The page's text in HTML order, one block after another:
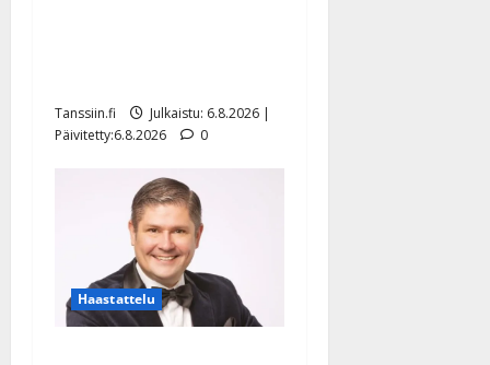
Tanssiin.fi
Julkaistu: 6.8.2026 |
Päivitetty:6.8.2026
0
Haastattelu